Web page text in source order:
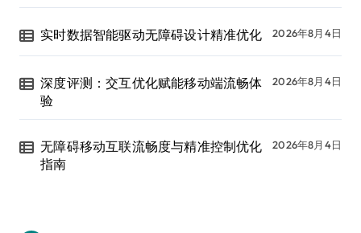
实时数据智能驱动无障碍设计精准优化 2026年8月4日
深度评测：交互优化赋能移动端流畅体
验
2026年8月4日
无障碍移动互联流畅度与精准控制优化
指南
2026年8月4日